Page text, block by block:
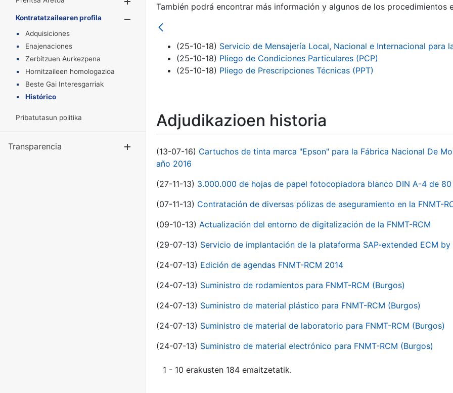
Kontratatzailearen profila
Adquisiciones
Enajenaciones
Zerbitzuen Aurkezpena
Hornitzaileen homologazioa
Beste Gai Interesgarriak
Histórico
Pribatutasun politika
Transparencia Erakutsi/Ezkutatu
También podrá encontrar más información y algunos de los procedimientos
(25-10-18) Servicio de Mensajería Local, Nacional e Internacional para
(25-10-18) Pliego de Condiciones Particulares (PCP)
(25-10-18) Pliego de Prescripciones Técnicas (PPT)
Adjudikazioen historia
(13-07-16) Cartuchos de tinta marca "Epson" para la Fábrica Nacional De
año 2016
(27-11-13) 3.000.000 de hojas de papel fotocopiadora blanco DIN A-4 de 80
(07-11-13) Contratación de diversas pólizas de aseguramiento en la FNMT-
(09-10-13) Actualización del entorno de digitalización de la FNMT-RCM
(29-07-13) Servicio de implantación de la plataforma SAP-extended ECM by
(24-07-13) Edición de agendas FNMT-RCM 2014
(24-07-13) Suministro de rodamientos para FNMT-RCM (Burgos)
(24-07-13) Suministro de material plástico para FNMT-RCM (Burgos)
(24-07-13) Suministro de material de laboratorio para FNMT-RCM (Burgos)
(24-07-13) Suministro de material electrónico para FNMT-RCM (Burgos)
1 - 10 erakusten 184 emaitzetatik.